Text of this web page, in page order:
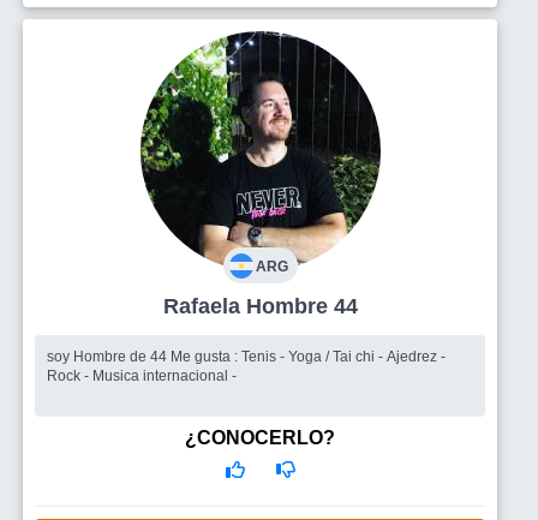
ARG
Rafaela Hombre 44
soy Hombre de 44 Me gusta : Tenis - Yoga / Tai chi - Ajedrez -
Rock - Musica internacional -
¿CONOCERLO?